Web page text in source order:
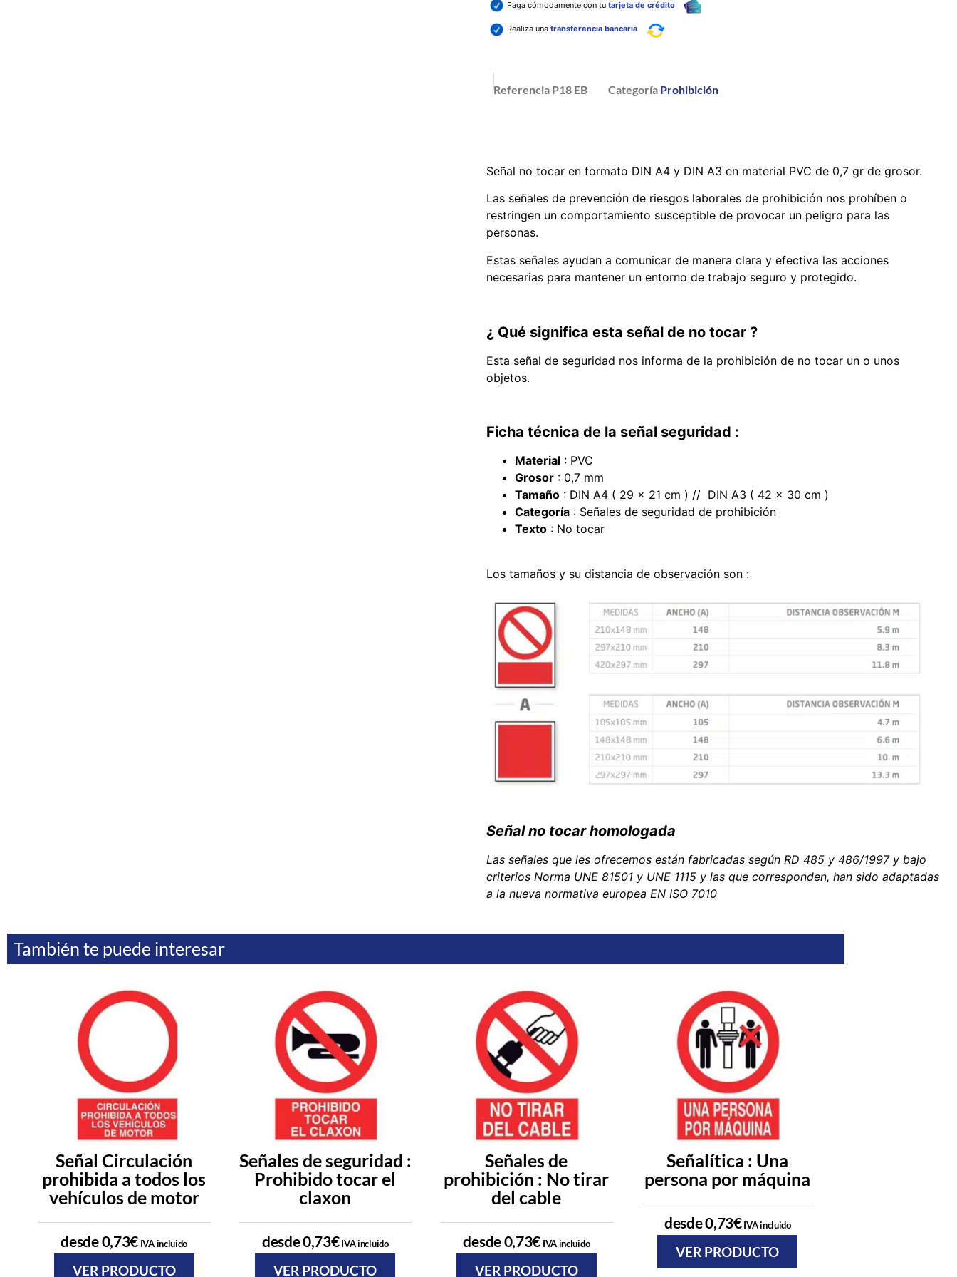
Paga cómodamente con tu tarjeta de crédito
Realiza una transferencia bancaria
Referencia P18 EB Categoría Prohibición
Señal no tocar en formato DIN A4 y DIN A3 en material PVC de 0,7 gr de grosor.
Las señales de prevención de riesgos laborales de prohibición nos prohíben o
restringen un comportamiento susceptible de provocar un peligro para las
personas.
Estas señales ayudan a comunicar de manera clara y efectiva las acciones
necesarias para mantener un entorno de trabajo seguro y protegido.
¿ Qué significa esta señal de no tocar ?
Esta señal de seguridad nos informa de la prohibición de no tocar un o unos
objetos.
Ficha técnica de la señal seguridad :
Material: PVC
Grosor: 0,7 mm
Tamaño: DIN A4 ( 29 x 21 cm ) // DIN A3 ( 42 x 30 cm )
Categoría: Señales de seguridad de prohibición
Texto: No tocar
Los tamaños y su distancia de observación son :
Señal no tocar homologada
Las señales que les ofrecemos están fabricadas según RD 485 y 486/1997 y bajo
criterios Norma UNE 81501 y UNE 1115 y las que corresponden, han sido adaptadas
a la nueva normativa europea EN ISO 7010
También te puede interesar
Señal Circulación
prohibida a todos los
vehículos de motor
desde0,73€ IVA incluido
VER PRODUCTO
Señales de seguridad :
Prohibido tocar el
claxon
desde0,73€IVA incluido
VER PRODUCTO
Señales de
prohibición : No tirar
del cable
desde0,73€ IVA incluido
VER PRODUCTO
Señalítica : Una
persona por máquina
desde0,73€IVA incluido
VER PRODUCTO